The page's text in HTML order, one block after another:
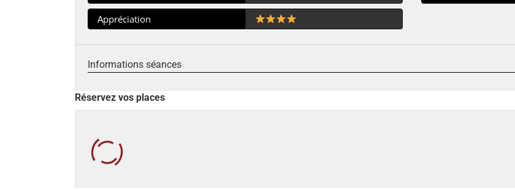
Appréciation
Informations séances
Réservez vos places